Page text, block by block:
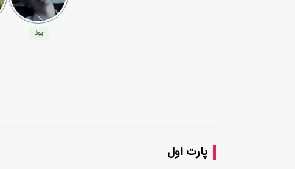
یونا
پارت اول